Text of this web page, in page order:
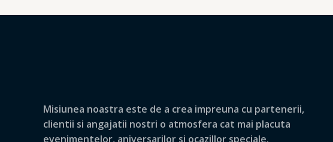
Misiunea noastra este de a crea impreuna cu partenerii,
clientii si angajatii nostri o atmosfera cat mai placuta
evenimentelor, aniversarilor si ocazillor speciale.